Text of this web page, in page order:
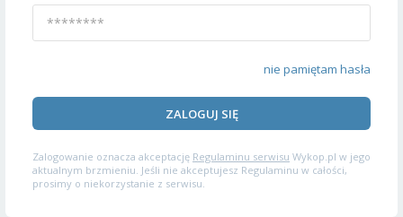
nie pamiętam hasła
ZALOGUJ SIĘ
Zalogowanie oznacza akceptację Regulaminu serwisu Wykop.pl w jego
aktualnym brzmieniu. Jeśli nie akceptujesz Regulaminu w całości,
prosimy o niekorzystanie z serwisu.